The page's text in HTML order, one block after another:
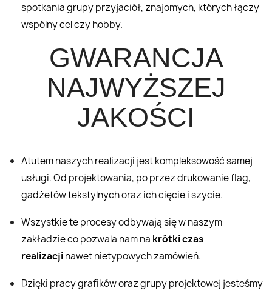
spotkania grupy przyjaciół, znajomych, których łączy
wspólny cel czy hobby.
GWARANCJA
NAJWYŻSZEJ
JAKOŚCI
Atutem naszych realizacji jest kompleksowość samej
usługi. Od projektowania, po przez drukowanie flag,
gadżetów tekstylnych oraz ich cięcie i szycie.
Wszystkie te procesy odbywają się w naszym
zakładzie co pozwala nam na krótki czas
realizacjinawet nietypowych zamówień.
Dzięki pracy grafików oraz grupy projektowej jesteśmy